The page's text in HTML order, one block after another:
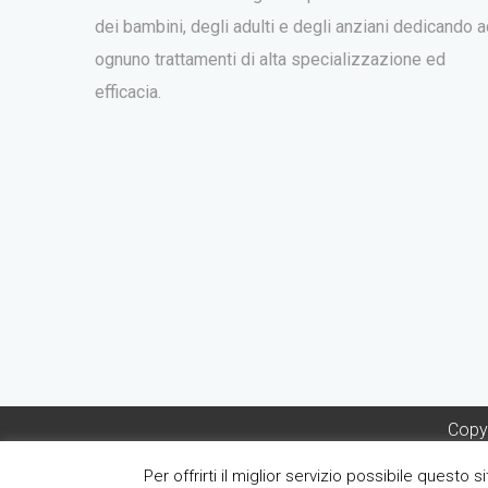
dei bambini, degli adulti e degli anziani dedicando
ognuno trattamenti di alta specializzazione ed
efficacia.
Per offrirti il miglior servizio possibile questo